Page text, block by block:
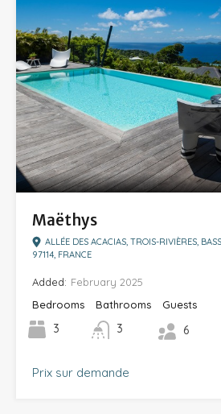
Maëthys
ALLÉE DES ACACIAS, TROIS-RIVIÈRES,
97114, FRANCE
Added: February 2025
Bedrooms
3
Bathrooms
3
Guests
6
Prix sur demande